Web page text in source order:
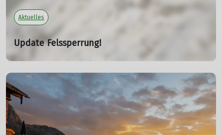
Aktuelles
Update Felssperrung!
AG Klettern Konstein: Die Dohlen am Dohlenfelsen sind
ausgeflogen. Die Sperrung ist aufgehoben. Aktuelle Infos
über Felssperrungen findet ihr
unter
felsinfo.alpenverein.de
mehr erfahren